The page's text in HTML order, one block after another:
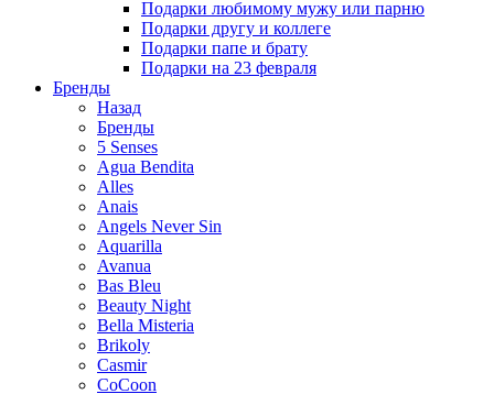
Подарки любимому мужу или парню
Подарки другу и коллеге
Подарки папе и брату
Подарки на 23 февраля
Бренды
Назад
Бренды
5 Senses
Agua Bendita
Alles
Anais
Angels Never Sin
Aquarilla
Avanua
Bas Bleu
Beauty Night
Bella Misteria
Brikoly
Casmir
CoCoon